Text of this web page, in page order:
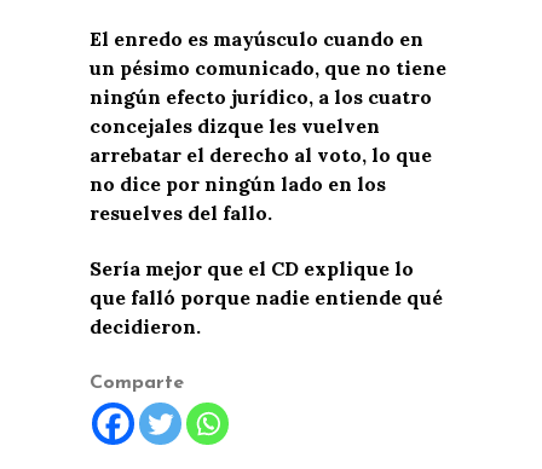
El enredo es mayúsculo cuando en
un pésimo comunicado, que no tiene
ningún efecto jurídico, a los cuatro
concejales dizque les vuelven
arrebatar el derecho al voto, lo que
no dice por ningún lado en los
resuelves del fallo.
Sería mejor que el CD explique lo
que falló porque nadie entiende qué
decidieron.
Comparte